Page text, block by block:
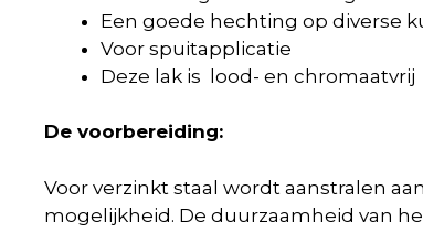
Een goede hechting op diverse
Voor spuitapplicatie
Deze lak is lood- en chromaatvrij
De voorbereiding:
Voor verzinkt staal wordt aanstralen
mogelijkheid. De duurzaamheid van